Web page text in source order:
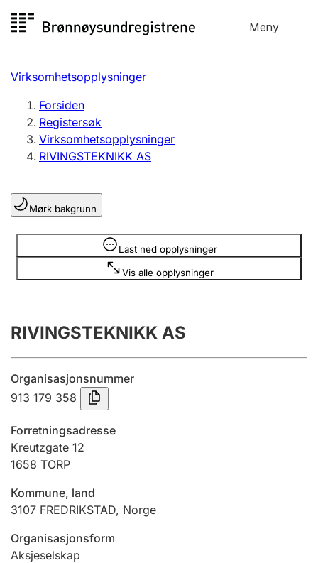
til
Meny
Registersøk
Aksjeselskap
Enkeltpersonforetak
Registrere, endre, slette
Lag og forening
Registrere, endre, slette
Årsregnskap
Innsending og forsinkelsesgebyr
Tinglysing
Jeger
Ektepaktveileder
Virksomhetsopplysninger
Forsiden
Registersøk
Virksomhetsopplysninger
RIVINGSTEKNIKK AS
Mørk bakgrunn
Last ned opplysninger
Vis alle opplysninger
Opplysninger er skjult
RIVINGSTEKNIKK AS
Organisasjonsnummer
913 179 358
Forretningsadresse
Kreutzgate 12
1658 TORP
Kommune, land
3107 FREDRIKSTAD, Norge
Organisasjonsform
Aksjeselskap